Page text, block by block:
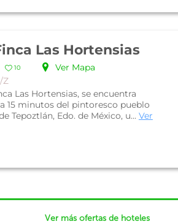
Las Hortensias
10
Ver Mapa
Z
Las Hortensias, se encuentra
15 minutos del pintoresco pueblo
Tepoztlán, Edo. de México, u... Ver
Ver más ofertas de hoteles